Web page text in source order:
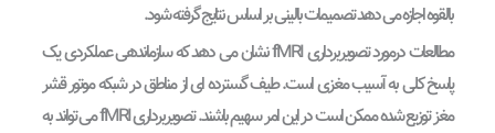
بالقوه اجازه می دهد تصمیمات بالینی بر اساس نتایج گرفته شود.
مطالعات درمورد تصویربرداری fMRI نشان می دهد که سازماندهی عملکردی یک
پاسخ کلی به آسیب مغزی است. طیف گسترده ای از مناطق در شبکه موتور قشر
مغز توزیع شده ممکن است در این امر سهیم باشند. تصویربرداری fMRI می تواند به